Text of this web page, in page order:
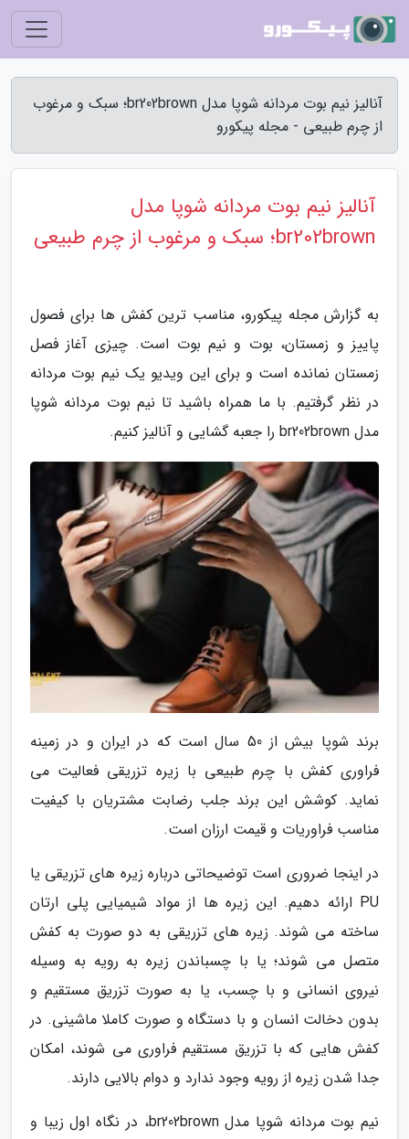
آنالیز نیم بوت مردانه شوپا مدل br202brown؛ سبک و مرغوب
از چرم طبیعی - مجله پیکورو
آنالیز نیم بوت مردانه شوپا مدل
br202brown؛ سبک و مرغوب از چرم طبیعی
به گزارش مجله پیکورو، مناسب ترین کفش ها برای فصول
پاییز و زمستان، بوت و نیم بوت است. چیزی آغاز فصل
زمستان نمانده است و برای این ویدیو یک نیم بوت مردانه
در نظر گرفتیم. با ما همراه باشید تا نیم بوت مردانه شوپا
مدل br202brown را جعبه گشایی و آنالیز کنیم.
برند شوپا بیش از 50 سال است که در ایران و در زمینه
فراوری کفش با چرم طبیعی با زیره تزریقی فعالیت می
نماید. کوشش این برند جلب رضابت مشتریان با کیفیت
مناسب فراوریات و قیمت ارزان است.
در اینجا ضروری است توضیحاتی درباره زیره های تزریقی یا
PU ارائه دهیم. این زیره ها از مواد شیمیایی پلی ارتان
ساخته می شوند. زیره های تزریقی به دو صورت به کفش
متصل می شوند؛ یا با چسباندن زیره به رویه به وسیله
نیروی انسانی و با چسب، یا به صورت تزریق مستقیم و
بدون دخالت انسان و با دستگاه و صورت کاملا ماشینی. در
کفش هایی که با تزریق مستقیم فراوری می شوند، امکان
جدا شدن زیره از رویه وجود ندارد و دوام بالایی دارند.
نیم بوت مردانه شوپا مدل br202brown، در نگاه اول زیبا و